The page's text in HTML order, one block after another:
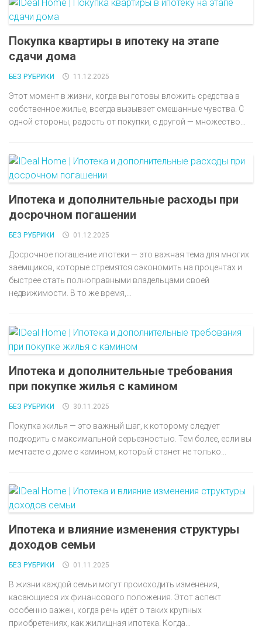
Покупка квартиры в ипотеку на этапе
сдачи дома
БЕЗ РУБРИКИ 11.12.2025
Этот момент в жизни, когда вы готовы вложить средства в
собственное жилье, всегда вызывает смешанные чувства. С
одной стороны, радость от покупки, с другой — множество...
Ипотека и дополнительные расходы при
досрочном погашении
БЕЗ РУБРИКИ 01.12.2025
Досрочное погашение ипотеки — это важная тема для многих
заемщиков, которые стремятся сэкономить на процентах и
быстрее стать полноправными владельцами своей
недвижимости. В то же время,...
Ипотека и дополнительные требования
при покупке жилья с камином
БЕЗ РУБРИКИ 30.11.2025
Покупка жилья — это важный шаг, к которому следует
подходить с максимальной серьезностью. Тем более, если вы
мечтаете о доме с камином, который станет не только...
Ипотека и влияние изменения структуры
доходов семьи
БЕЗ РУБРИКИ 01.11.2025
В жизни каждой семьи могут происходить изменения,
касающиеся их финансового положения. Этот аспект
особенно важен, когда речь идёт о таких крупных
приобретениях, как жилищная ипотека. Когда...